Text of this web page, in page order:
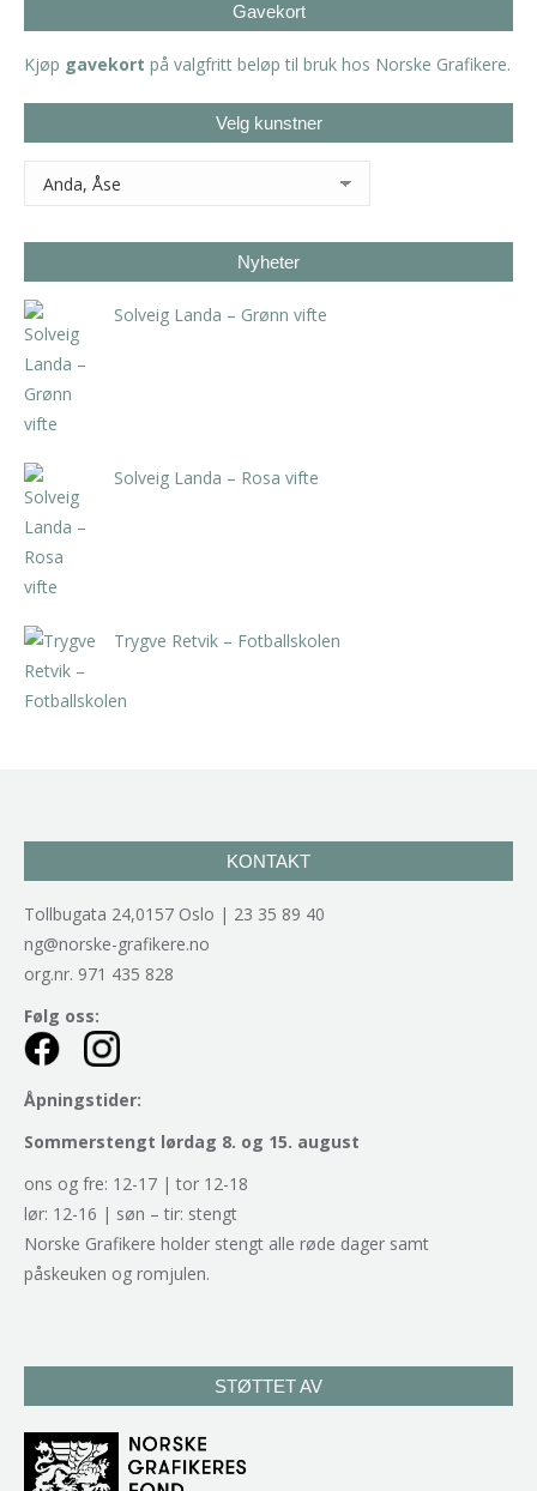
Gavekort
Kjøp gavekort på valgfritt beløp til bruk hos Norske Grafikere.
Velg kunstner
Nyheter
Solveig Landa – Grønn vifte
Solveig Landa – Rosa vifte
Trygve Retvik – Fotballskolen
KONTAKT
Tollbugata 24,0157 Oslo | 23 35 89 40
ng@norske-grafikere.no
org.nr. 971 435 828
Følg oss:
Åpningstider:
Sommerstengt lørdag 8. og 15. august
ons og fre: 12-17 | tor 12-18
lør: 12-16 | søn – tir: stengt
Norske Grafikere holder stengt alle røde dager samt
påskeuken og romjulen.
STØTTET AV